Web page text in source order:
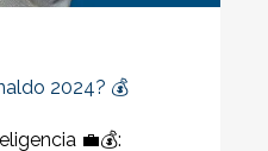
2024? 💰
💼💰: